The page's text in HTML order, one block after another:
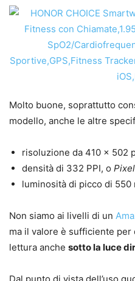
Molto buone, soprattutto
modello, anche le altre
risoluzione da 410 x 502
densità di 332 PPI, o
luminosità di picco di 550
Non siamo ai livelli di un
ma il valore è sufficiente
lettura anche sotto la luce